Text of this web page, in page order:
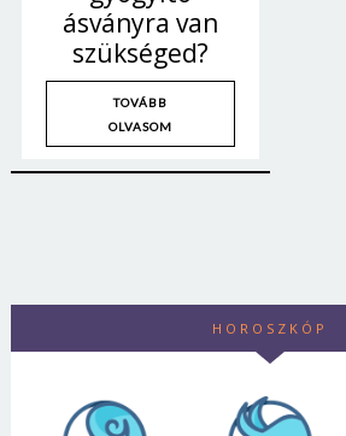
ásványra van
szükséged?
TOVÁBB
OLVASOM
HOROSZKÓP